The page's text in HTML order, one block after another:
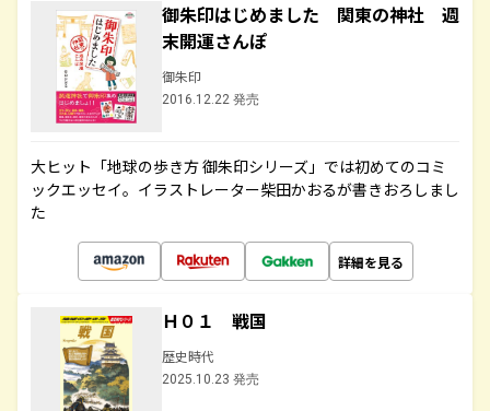
御朱印はじめました 関東の神社 週
末開運さんぽ
御朱印
2016.12.22 発売
大ヒット「地球の歩き方 御朱印シリーズ」では初めてのコミ
ックエッセイ。イラストレーター柴田かおるが書きおろしまし
た
詳細を見る
Ｈ０１ 戦国
歴史時代
2025.10.23 発売